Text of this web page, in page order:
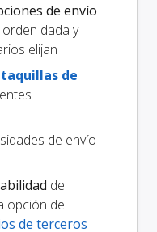
de envío
dada y
elijan
taquillas de
de envío
de
opción de
de terceros